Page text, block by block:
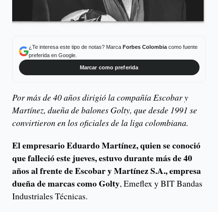
¿Te interesa este tipo de notas? Marca Forbes Colombiacomo fuente
preferida en Google.
Marcar como preferida
Por más de 40 años dirigió la compañía Escobar y
Martínez, dueña de balones Golty, que desde 1991 se
convirtieron en los oficiales de la liga colombiana.
El empresario Eduardo Martínez, quien se conoció
que falleció este jueves, estuvo durante más de 40
años al frente de Escobar y Martínez S.A., empresa
dueña de marcas como Golty, Emeflex y BIT Bandas
Industriales Técnicas.